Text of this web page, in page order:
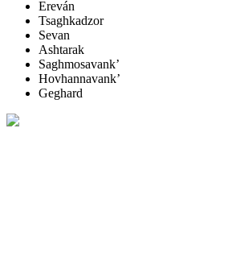
Ereván
Tsaghkadzor
Sevan
Ashtarak
Saghmosavank’
Hovhannavank’
Geghard